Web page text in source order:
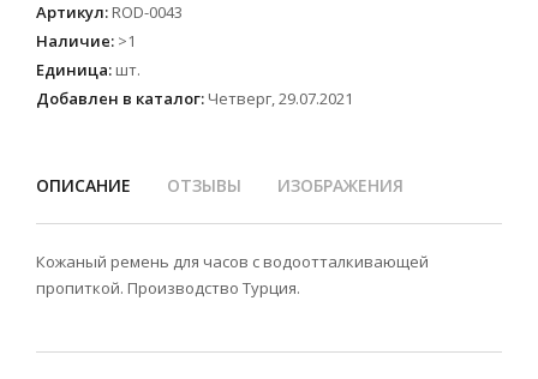
Артикул: ROD-0043
Наличие: >1
Единица: шт.
Добавлен в каталог: Четверг, 29.07.2021
ОПИСАНИЕ ОТЗЫВЫ ИЗОБРАЖЕНИЯ
Кожаный ремень для часов с водоотталкивающей
пропиткой. Производство Турция.